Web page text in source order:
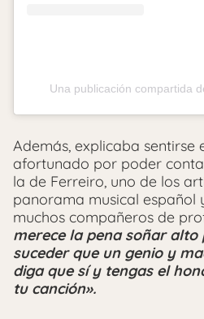
Una publicación compartida
Además, explicaba sentirse
afortunado por poder
la de Ferreiro, uno de los
panorama musical español
muchos compañeros de
merece la pena soñar alto
suceder que un genio y
diga que sí y tengas el
tu canción».